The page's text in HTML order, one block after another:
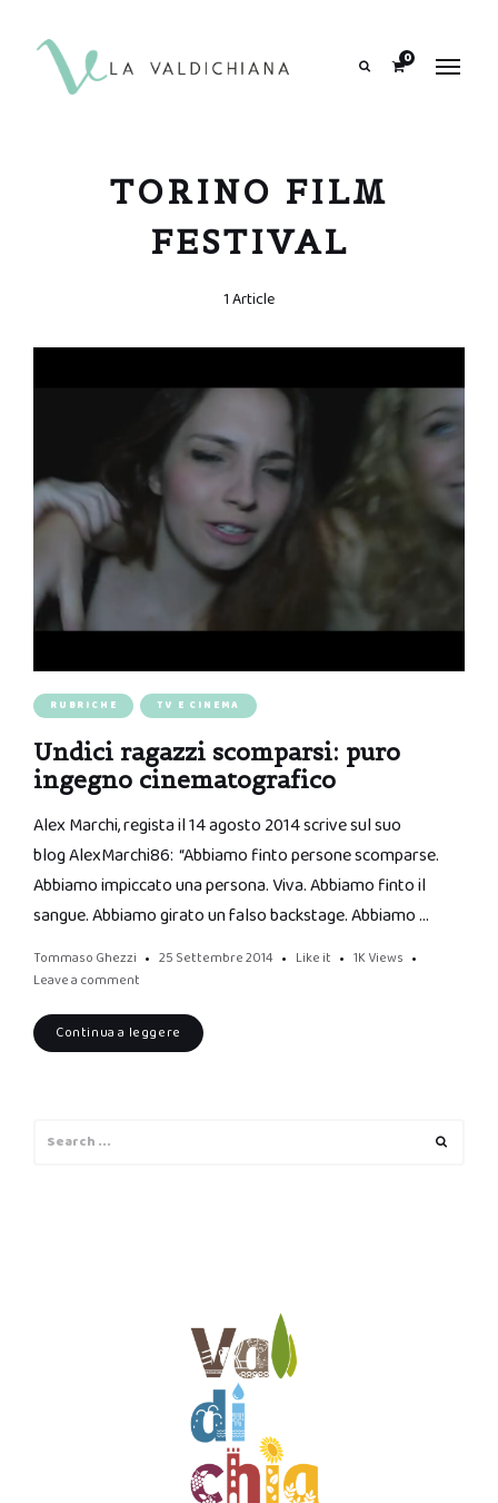
0
TORINO FILM
FESTIVAL
1 Article
RUBRICHE TV E CINEMA
Undici ragazzi scomparsi: puro
ingegno cinematografico
Alex Marchi, regista il 14 agosto 2014 scrive sul suo
blog AlexMarchi86: “Abbiamo finto persone scomparse.
Abbiamo impiccato una persona. Viva. Abbiamo finto il
sangue. Abbiamo girato un falso backstage. Abbiamo …
Tommaso Ghezzi 25 Settembre 2014 Like it 1K Views
Leave a comment
Continua a leggere